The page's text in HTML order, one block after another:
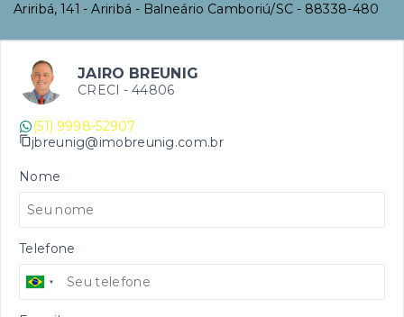
Ariribá, 141 - Ariribá - Balneário Camboriú/SC - 88338-480
JAIRO BREUNIG
CRECI - 44806
(51) 9998-52907
jbreunig@imobreunig.com.br
Nome
Telefone